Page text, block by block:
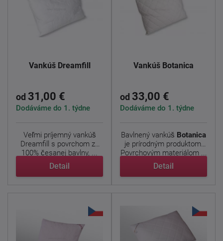
Vankúš Dreamfill
od 31,00 €
Dodáváme do 1. týdne
Veľmi príjemný vankúš
Dreamfill s povrchom zo
100% česanej bavlny, ...
Detail
Vankúš Botanica
od 33,00 €
Dodáváme do 1. týdne
Bavlnený vankúš Botanica
je prírodným produktom.
Povrchovým materiálom ...
Detail